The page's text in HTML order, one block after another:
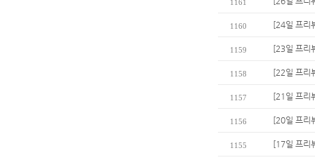
1161
1160 [24일 프리
1159 [23일 프리
1158 [22일 프리
1157 [21일 프리
1156 [20일 프리
1155 [17일 프리